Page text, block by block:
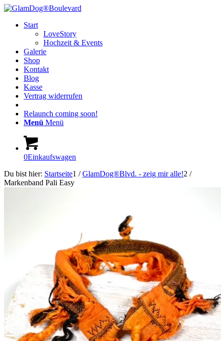
Start
LoveStory
Hochzeit & Events
Galerie
Shop
Kontakt
Blog
Kasse
Vertrag widerrufen
Relaunch coming soon!
Menü Menü
0Einkaufswagen
Du bist hier: Startseite1 / GlamDog®Blvd. - zeig mir alle!2 /
Markenband Pali Easy